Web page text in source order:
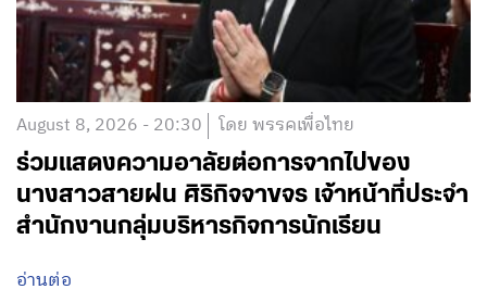
August 8, 2026 - 20:30 โดย พรรคเพื่อไทย
ร่วมแสดงความอาลัยต่อการจากไปของ
นางสาวสายฝน ศิริกิจจาขจร เจ้าหน้าที่ประจำ
สำนักงานกลุ่มบริหารกิจการนักเรียน
อ่านต่อ